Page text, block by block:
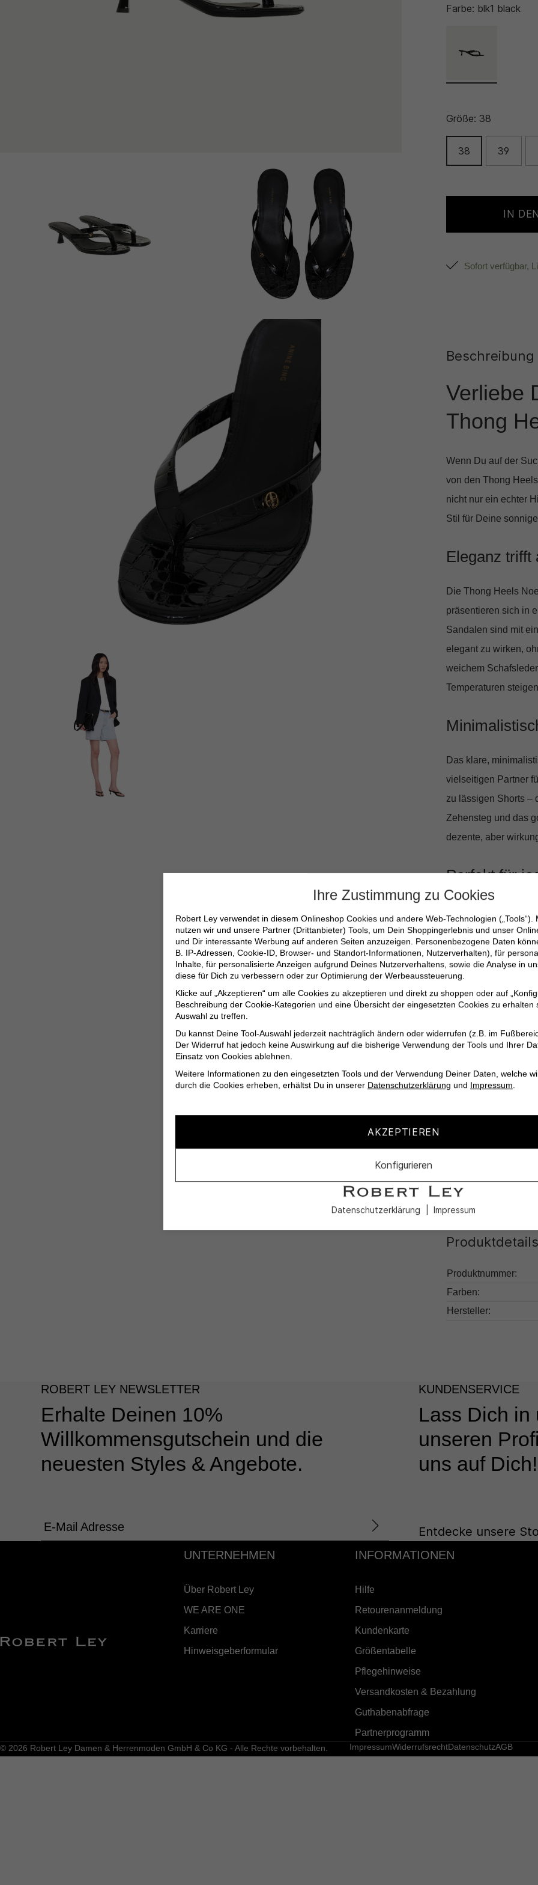
Farbe: blk1 black
Größe: 38
38 39
IN
Sofort verfügbar,
Beschreibung
Verliebe
Thong
Wenn Du auf der
von den Thong
nicht nur ein echter
Stil für Deine
Eleganz trifft
Die Thong Heels
präsentieren sich in
Sandalen sind mit
elegant zu wirken,
weichem
Temperaturen
Das klare,
vielseitigen Partner
zu lässigen Shorts –
Zehensteg und das
dezente, aber
Perfekt für
Ob für einen
Gartenparty – die
zu Deinem
und der luxuriöse
100% echtes
Bequeme
Vielseitig
Eleganter
Erlebe den
BING. Deine neuen
Produktdetails
Produktnummer:
Farben:
Hersteller:
ROBERT LEY NEWSLETTER
Erhalte Deinen 10%
Willkommensgutschein und die
neuesten Styles & Angebote.
E-Mail Adresse
KUNDENSERVICE
Lass Dich in
unseren
uns auf Dich!
Entdecke unsere
UNTERNEHMEN
Über Robert Ley
WE ARE ONE
Karriere
Hinweisgeberformular
INFORMATIONEN
Hilfe
Retourenanmeldung
Kundenkarte
Größentabelle
Pflegehinweise
Versandkosten & Bezahlung
Guthabenabfrage
Partnerprogramm
© 2026 Robert Ley Damen & Herrenmoden GmbH & Co KG - Alle Rechte vorbehalten. ImpressumWiderrufsrechtDatenschutzAGB
Ihre Zustimmung zu Cookies
Robert Ley verwendet in diesem Onlineshop Cookies und andere Web-Technologien („Tools“).
nutzen wir und unsere Partner (Drittanbieter) Tools, um Dein Shoppingerlebnis und unser
und Dir interessante Werbung auf anderen Seiten anzuzeigen. Personenbezogene Daten
B. IP-Adressen, Cookie-ID, Browser- und Standort-Informationen, Nutzerverhalten), für
Inhalte, für personalisierte Anzeigen aufgrund Deines Nutzerverhaltens, sowie die Analyse in
diese für Dich zu verbessern oder zur Optimierung der Werbeaussteuerung.
Klicke auf „Akzeptieren“ um alle Cookies zu akzeptieren und direkt zu shoppen oder auf
Beschreibung der Cookie-Kategorien und eine Übersicht der eingesetzten Cookies zu erhalten
Auswahl zu treffen.
Du kannst Deine Tool-Auswahl jederzeit nachträglich ändern oder widerrufen (z.B. im
Der Widerruf hat jedoch keine Auswirkung auf die bisherige Verwendung der Tools und Ihrer
Einsatz von Cookies ablehnen.
Weitere Informationen zu den eingesetzten Tools und der Verwendung Deiner Daten, welche
durch die Cookies erheben, erhältst Du in unserer Datenschutzerklärung und Impressum.
AKZEPTIEREN
Konfigurieren
Datenschutzerklärung Impressum